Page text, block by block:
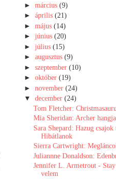
►március(9)
►április(21)
►május(14)
►június(20)
►július(15)
►augusztus(9)
►szeptember(10)
►október(19)
►november(24)
▼ december(24)
Tom Fletcher:
Mia Sheridan: Archer hangja
Sara Shepard: Hazug csajok
Hibátlanok
Sierra Cartwright:
Juliannne Donaldson:
Jennifer L. Armetrout -
velem